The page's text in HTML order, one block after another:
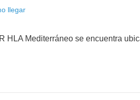
llegar
HLA Mediterráneo se encuentra